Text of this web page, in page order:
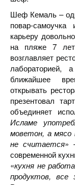
Шеф Кемаль –
повар-
карьеру
на пляже 7
возглавляет
ближайшее
открывать
презентовал
объединяет
Исламе
моветон, а мясо
не считается»
современной
«кухня не
продуктов,